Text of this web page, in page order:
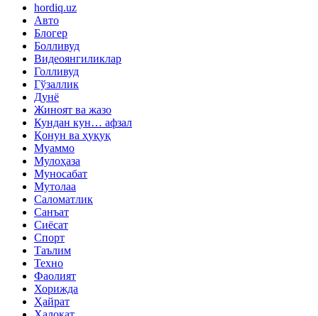
hordiq.uz
Авто
Блогер
Болливуд
Видеоянгиликлар
Голливуд
Гўзаллик
Дунё
Жиноят ва жазо
Кундан кун… афзал
Қонун ва ҳуқуқ
Муаммо
Мулоҳаза
Муносабат
Мутолаа
Саломатлик
Санъат
Сиёсат
Спорт
Таълим
Техно
Фаолият
Хорижда
Ҳайрат